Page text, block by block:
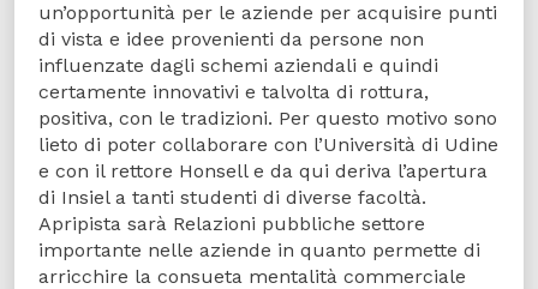
un’opportunità per le aziende per acquisire punti
di vista e idee provenienti da persone non
influenzate dagli schemi aziendali e quindi
certamente innovativi e talvolta di rottura,
positiva, con le tradizioni. Per questo motivo sono
lieto di poter collaborare con l’Università di Udine
e con il rettore Honsell e da qui deriva l’apertura
di Insiel a tanti studenti di diverse facoltà.
Apripista sarà Relazioni pubbliche settore
importante nelle aziende in quanto permette di
arricchire la consueta mentalità commerciale